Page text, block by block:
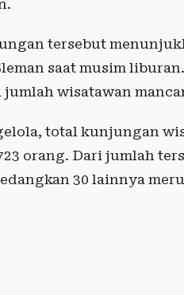
tersebut
saat musim
wisatawan
total kunjungan
orang. Dari jumlah
30 lainnya